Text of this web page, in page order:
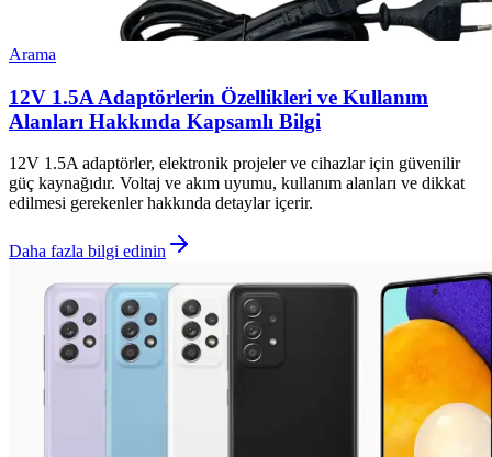
Arama
12V 1.5A Adaptörlerin Özellikleri ve Kullanım
Alanları Hakkında Kapsamlı Bilgi
12V 1.5A adaptörler, elektronik projeler ve cihazlar için güvenilir
güç kaynağıdır. Voltaj ve akım uyumu, kullanım alanları ve dikkat
edilmesi gerekenler hakkında detaylar içerir.
Daha fazla bilgi edinin